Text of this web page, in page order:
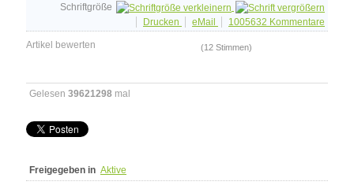
Schriftgröße
Drucken
eMail 1005632 Kommentare
Artikel bewerten (12 Stimmen)
Gelesen 39621298 mal
Freigegeben in Aktive